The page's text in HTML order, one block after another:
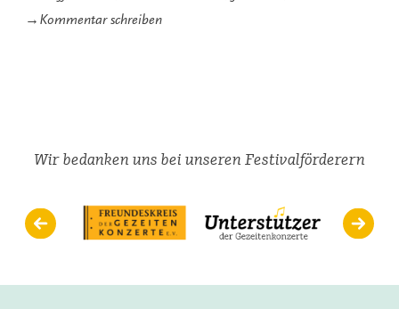
→ Kommentar schreibenzu
Wir bedanken uns bei unseren Festivalförderern